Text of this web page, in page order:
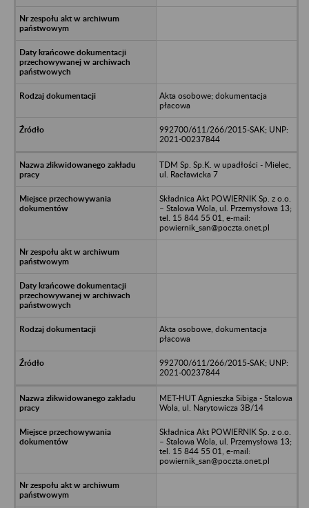
Akta osobowe; dokumentacja
płacowa
992700/611/266/2015-SAK; UNP:
2021-00237844
TDM Sp. Sp.K. w upadłości - Mielec,
ul. Racławicka 7
Składnica Akt POWIERNIK Sp. z o.o.
– Stalowa Wola, ul. Przemysłowa 13;
tel. 15 844 55 01, e-mail:
powiernik_san@poczta.onet.pl
Akta osobowe, dokumentacja
płacowa
992700/611/266/2015-SAK; UNP:
2021-00237844
MET-HUT Agnieszka Sibiga - Stalowa
Wola, ul. Narytowicza 3B/14
Składnica Akt POWIERNIK Sp. z o.o.
– Stalowa Wola, ul. Przemysłowa 13;
tel. 15 844 55 01, e-mail:
powiernik_san@poczta.onet.pl